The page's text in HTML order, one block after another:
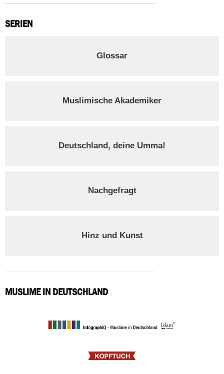
SERIEN
Glossar
Muslimische Akademiker
Deutschland, deine Umma!
Nachgefragt
Hinz und Kunst
MUSLIME IN DEUTSCHLAND